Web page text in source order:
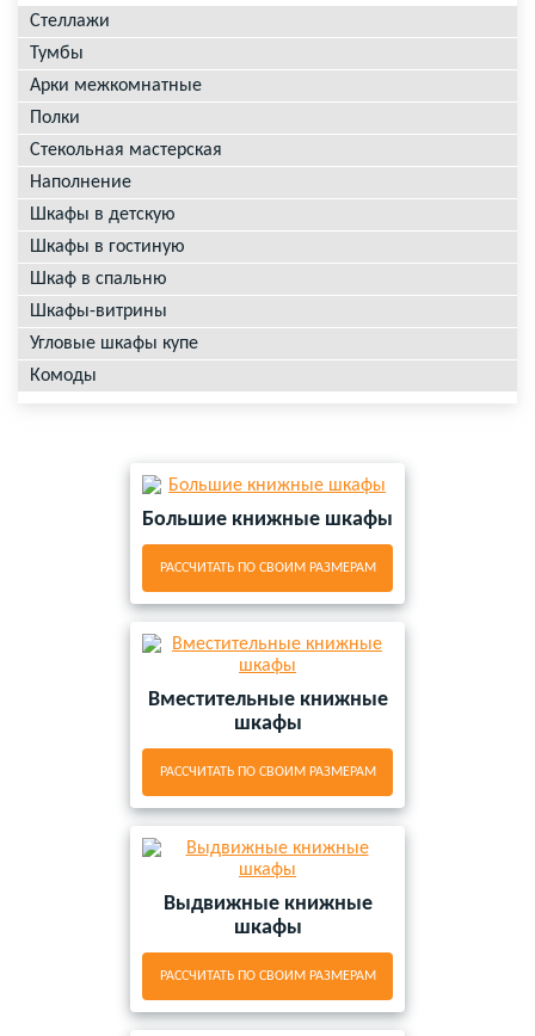
Стеллажи
Тумбы
Арки межкомнатные
Полки
Стекольная мастерская
Наполнение
Шкафы в детскую
Шкафы в гостиную
Шкаф в спальню
Шкафы-витрины
Угловые шкафы купе
Комоды
Большие книжные шкафы
РАССЧИТАТЬ ПО СВОИМ РАЗМЕРАМ
Вместительные книжные
шкафы
РАССЧИТАТЬ ПО СВОИМ РАЗМЕРАМ
Выдвижные книжные
шкафы
РАССЧИТАТЬ ПО СВОИМ РАЗМЕРАМ